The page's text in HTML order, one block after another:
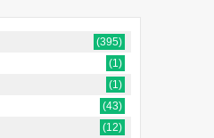
(395)
(1)
(1)
(43)
(12)